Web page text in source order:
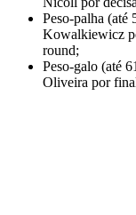
Peso-palha
Kowalkiewicz
round;
Peso-galo (até
Oliveira por